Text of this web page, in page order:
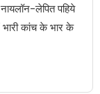
लेपित पहिये
कांच के भार के